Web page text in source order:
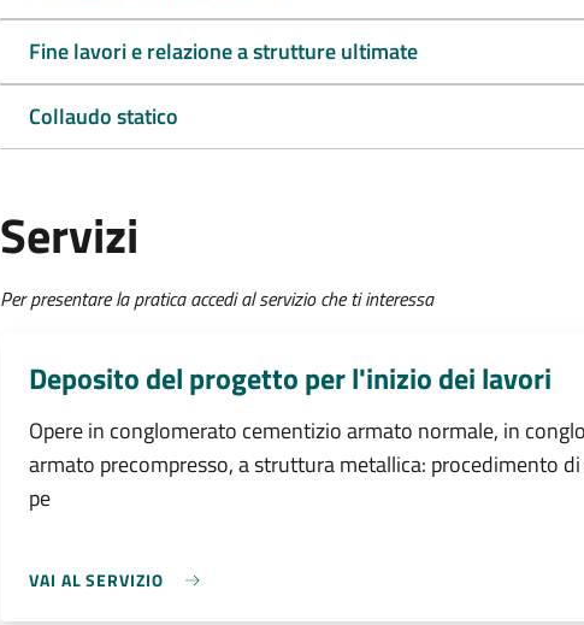
Fine lavori e relazione a strutture ultimate
Collaudo statico
Servizi
Per presentare la pratica accedi al servizio che ti interessa
Deposito del progetto per l'inizio dei lavori
Opere in conglomerato cementizio armato normale, in
armato precompresso, a struttura metallica: procedimento
pe
VAI AL SERVIZIO